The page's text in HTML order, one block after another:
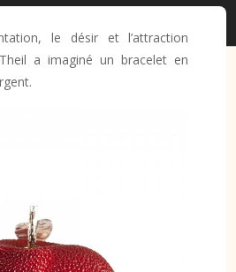
le désir et l’attraction
a imaginé un bracelet en